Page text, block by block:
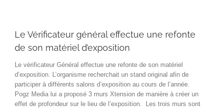
Le Vérificateur général effectue une refonte
de son matériel d’exposition
Le vérificateur Général effectue une refonte de son matériel
d’exposition. L’organisme recherchait un stand original afin de
participer à différents salons d’exposition au cours de l’année.
Pogz Media lui a proposé 3 murs Xtension de manière à créer un
effet de profondeur sur le lieu de l’exposition. Les trois murs sont